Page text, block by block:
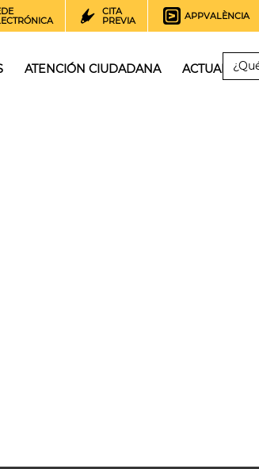
CITA
PREVIA
APPVALÈNCIA
ATENCIÓN CIUDADANA ACTUALIDAD